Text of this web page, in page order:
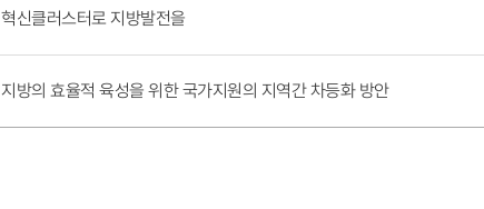
혁신클러스터로 지방발전을
지방의 효율적 육성을 위한 국가지원의 지역간 차등화 방안